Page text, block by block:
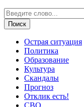
Острая ситуация
Политика
Образование
Культура
Скандалы
Прогноз
Отклик есть!
СВО